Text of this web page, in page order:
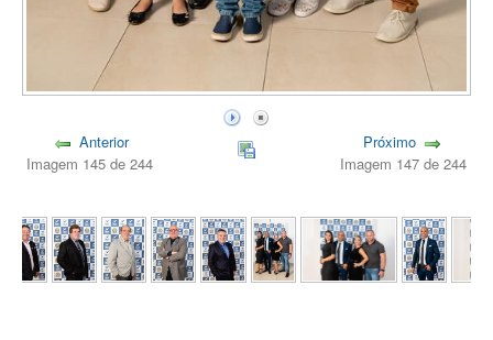
Anterior
Imagem 145 de 244
Próximo
Imagem 147 de 244